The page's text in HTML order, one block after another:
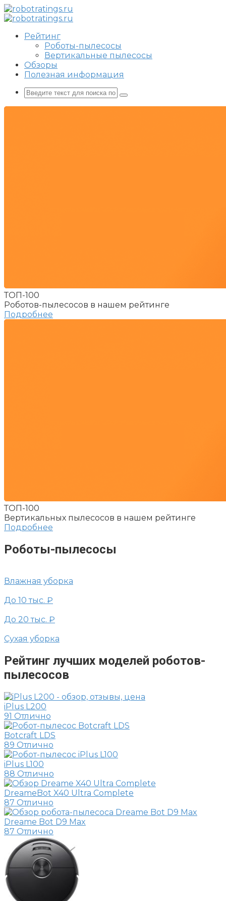
Перейти
к
Рейтинг
Роботы-пылесосы
Вертикальные пылесосы
Обзоры
Полезная информация
Поиск:
ТОП-100
Роботов-пылесосов в нашем рейтинге
Подробнее
ТОП-100
Вертикальных пылесосов в нашем рейтинге
Подробнее
Роботы-пылесосы
Влажная уборка
До 10 тыс. ₽
До 20 тыс. ₽
Сухая уборка
Рейтинг лучших моделей роботов-
пылесосов
iPlus L200
91 Отлично
Botcraft LDS
89 Отлично
iPlus L100
88 Отлично
DreameBot X40 Ultra Complete
87 Отлично
Dreame Bot D9 Max
87 Отлично